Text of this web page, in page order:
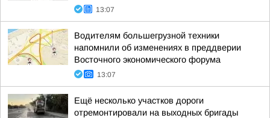
13:07
Водителям большегрузной техники
напомнили об изменениях в преддверии
Восточного экономического форума
13:07
Ещё несколько участков дороги
отремонтировали на выходных бригады